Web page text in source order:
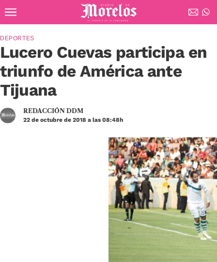
Diario de Morelos
Lucero Cuevas participa en
triunfo de América ante
Tijuana
DEPORTES
REDACCIÓN DDM
22 de octubre de 2018 a las 08:48h